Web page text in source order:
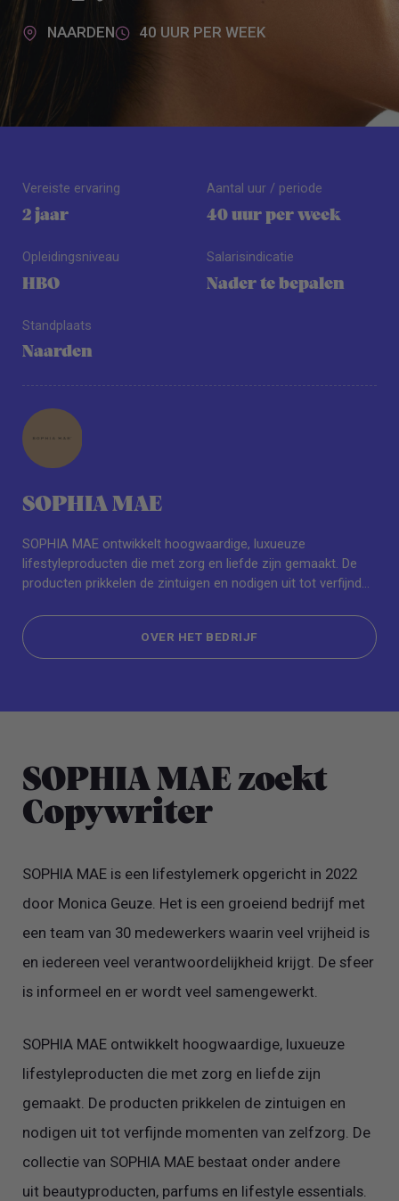
NAARDEN 40 UUR PER WEEK
Vereiste ervaring
2 jaar
Opleidingsniveau
HBO
Standplaats
Naarden
Aantal uur / periode
40 uur per week
Salarisindicatie
Nader te bepalen
SOPHIA MAE
SOPHIA MAE ontwikkelt hoogwaardige, luxueuze
lifestyleproducten die met zorg en liefde zijn gemaakt. De
producten prikkelen de zintuigen en nodigen uit tot verfijnde
bestaat onder andere uit beautyproducten, parfums en
lifestyle essentials. De producten zijn verkrijgbaar via de
webshop en bij bijna 50 verkooppunten in Nederland, België
OVER HET BEDRIJF
SOPHIA MAE zoekt
Copywriter
SOPHIA MAE is een lifestylemerk opgericht in 2022
door Monica Geuze. Het is een groeiend bedrijf met
een team van 30 medewerkers waarin veel vrijheid is
en iedereen veel verantwoordelijkheid krijgt. De sfeer
is informeel en er wordt veel samengewerkt.
SOPHIA MAE ontwikkelt hoogwaardige, luxueuze
lifestyleproducten die met zorg en liefde zijn
gemaakt. De producten prikkelen de zintuigen en
nodigen uit tot verfijnde momenten van zelfzorg. De
collectie van SOPHIA MAE bestaat onder andere
uit beautyproducten, parfums en lifestyle essentials.